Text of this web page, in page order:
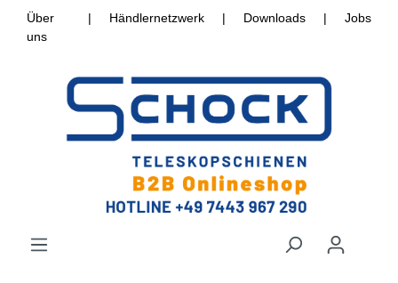
Über
uns
| Händlernetzwerk | Downloads | Jobs